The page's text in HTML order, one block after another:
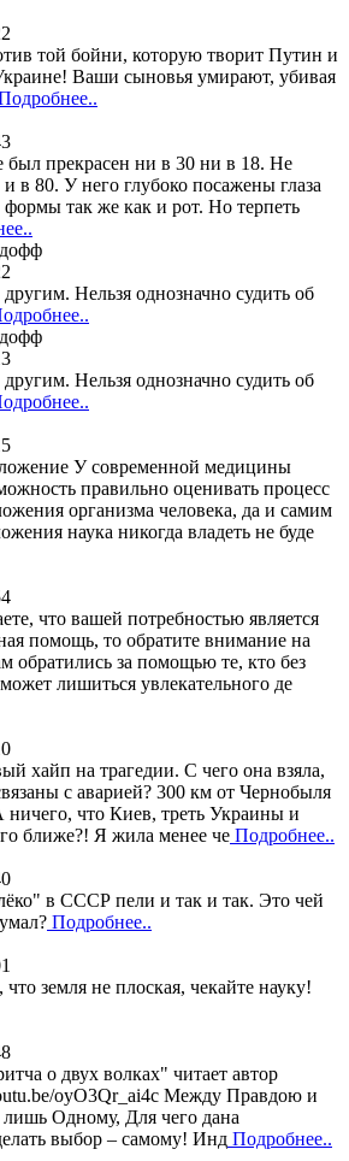
той бойни, которую творит Путин и
Ваши сыновья умирают, убивая
прекрасен ни в 30 ни в 18. Не
и в 80. У него глубоко посажены глаза
так же как и рот. Но терпеть
Нельзя однозначно судить об
Нельзя однозначно судить об
У современной медицины
правильно оценивать процесс
организма человека, да и самим
наука никогда владеть не буде
что вашей потребностью является
помощь, то обратите внимание на
обратились за помощью те, кто без
лишиться увлекательного де
хайп на трагедии. С чего она взяла,
с аварией? 300 км от Чернобыля
ничего, что Киев, треть Украины и
ближе?! Я жила менее че Подробнее..
в СССР пели и так и так. Это чей
Подробнее..
земля не плоская, чекайте науку!
о двух волках" читает автор
oyO3Qr_ai4c Между Правдою и
Одному, Для чего дана
выбор – самому! Инд Подробнее..